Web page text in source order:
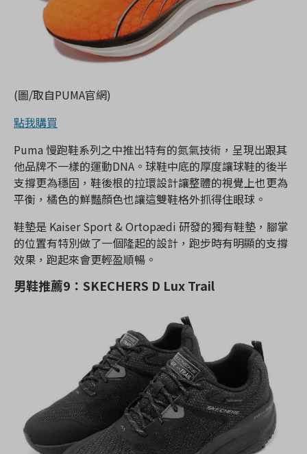
(圖/取自PUMA官網)
點我購買
Puma 慢跑鞋系列之中推出特有的氮氣技術，呈現出跟其
他品牌不一樣的運動DNA。球鞋中底的厚度讓球鞋的後半
支撐更為穩固，鞋後根的拉環設計讓整體的視覺上也更為
平衡，橘色的鮮豔顏色也讓這雙鞋格外抓得住眼球。
鞋墊是 Kaiser Sport & Ortopædi 研發的獨有鞋墊，腳掌
的位置有特別做了一個隆起的設計，跑步時有明顯的支撐
效果，跑起來會更輕盈順暢。
男鞋推薦9：SKECHERS D Lux Trail